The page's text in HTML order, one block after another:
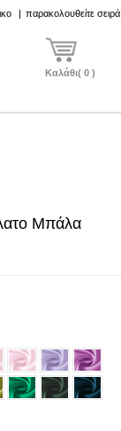
| παρακολουθείτε σειρά
Καλάθι( 0 )
Μπάλα